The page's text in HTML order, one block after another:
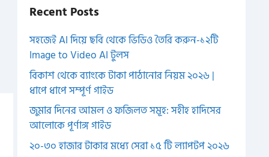
Recent Posts
সহজেই AI দিয়ে ছবি থেকে ভিডিও তৈরি করুন-১২টি
Image to Video AI টুলস
বিকাশ থেকে ব্যাংকে টাকা পাঠানোর নিয়ম ২০২৬ |
ধাপে ধাপে সম্পূর্ণ গাইড
জুমার দিনের আমল ও ফজিলত সমূহ: সহীহ হাদিসের
আলোকে পূর্ণাঙ্গ গাইড
২০-৩০ হাজার টাকার মধ্যে সেরা ১৫ টি ল্যাপটপ ২০২৬